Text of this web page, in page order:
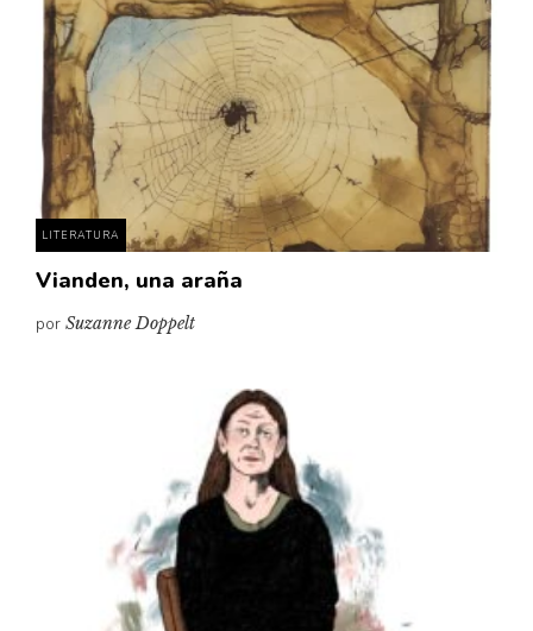
LITERATURA
Vianden, una araña
por Suzanne Doppelt